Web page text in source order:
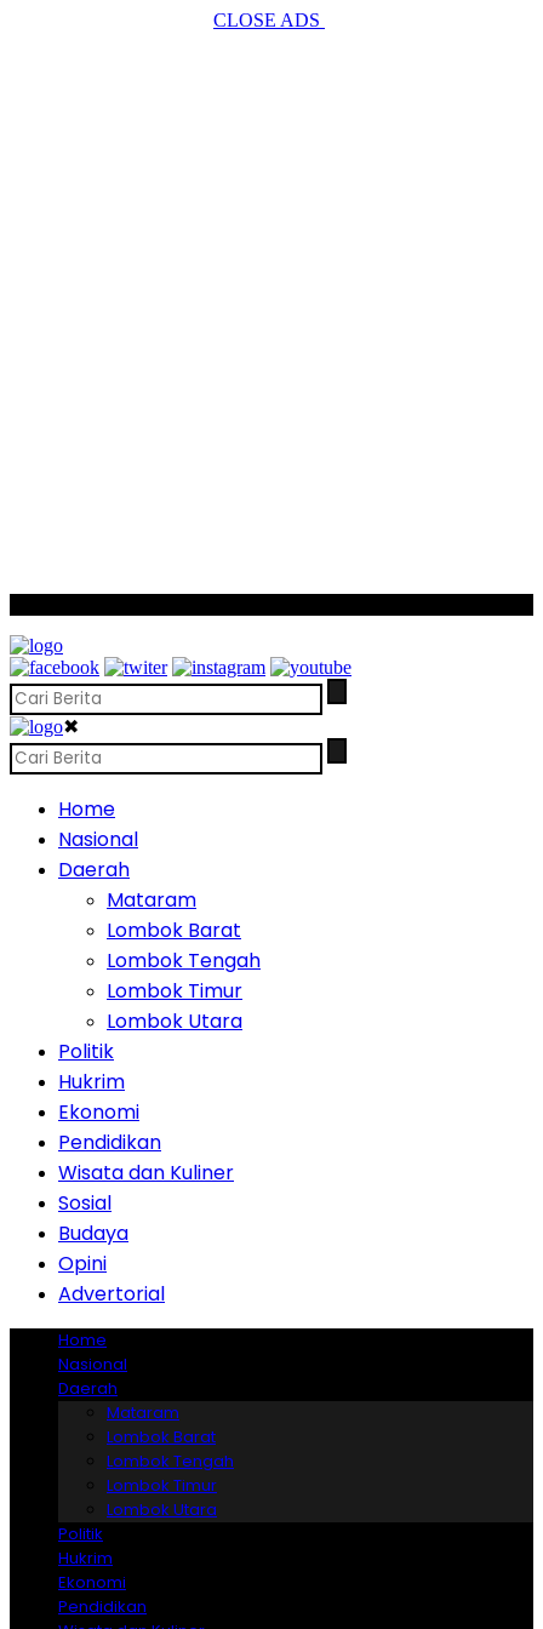
CLOSE ADS
✖
Home
Nasional
Daerah
Mataram
Lombok Barat
Lombok Tengah
Lombok Timur
Lombok Utara
Politik
Hukrim
Ekonomi
Pendidikan
Wisata dan Kuliner
Sosial
Budaya
Opini
Advertorial
Home
Nasional
Daerah
Mataram
Lombok Barat
Lombok Tengah
Lombok Timur
Lombok Utara
Politik
Hukrim
Ekonomi
Pendidikan